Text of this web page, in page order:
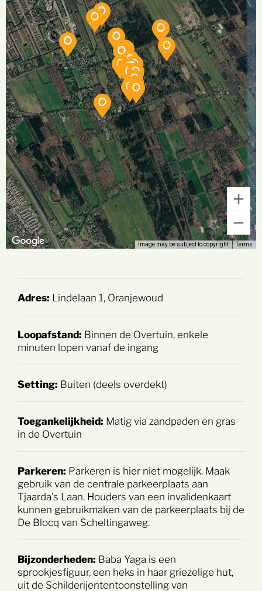
Image may be subject to copyright Terms
Adres: Lindelaan 1, Oranjewoud
Loopafstand: Binnen de Overtuin, enkele
minuten lopen vanaf de ingang
Setting: Buiten (deels overdekt)
Toegankelijkheid: Matig via zandpaden en gras
in de Overtuin
Parkeren: Parkeren is hier niet mogelijk. Maak
gebruik van de centrale parkeerplaats aan
Tjaarda's Laan. Houders van een invalidenkaart
kunnen gebruikmaken van de parkeerplaats bij de
De Blocq van Scheltingaweg.
Bijzonderheden: Baba Yaga is een
sprookjesfiguur, een heks in haar griezelige hut,
uit de Schilderijententoonstelling van